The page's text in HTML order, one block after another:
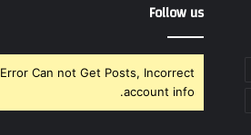
Follow us
Error Can not Get Posts, Incorrect
account info.